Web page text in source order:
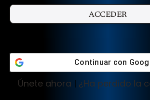
Continuar con
Únete ahora | ¿Ha perdido la